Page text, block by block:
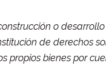
o
de derechos
propios bienes por